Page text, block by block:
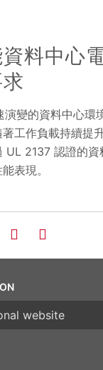
料中心
變的資料中心環
工作負載持續提
UL 2137 認證的資
表現。